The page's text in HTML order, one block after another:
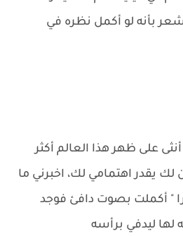
شعر بأنه لو أكمل نظره في
على ظهر هذا العالم أكثر
يقدر اهتمامي لك، اخبرني ما
" أكملت بصوت دافئ فوجد
لها ليدفي برأسه